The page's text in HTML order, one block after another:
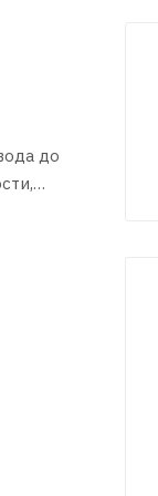
до